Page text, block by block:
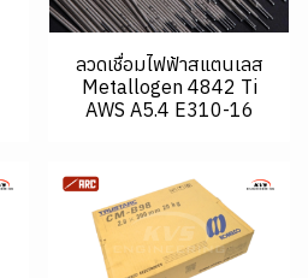
ลวดเชื่อมไฟฟ้าสแตนเลส
Metallogen 4842 Ti
AWS A5.4 E310-16